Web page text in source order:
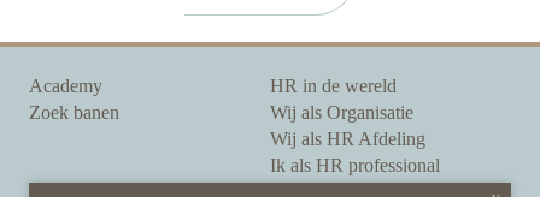
Academy
Zoek banen
HR in de wereld
Wij als Organisatie
Wij als HR Afdeling
Ik als HR professional